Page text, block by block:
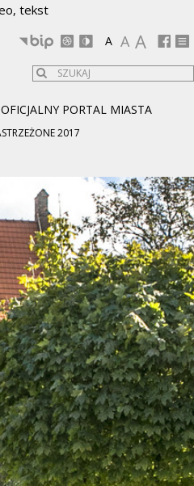
tekst
A A A
OFICJALNY PORTAL MIASTA
2017